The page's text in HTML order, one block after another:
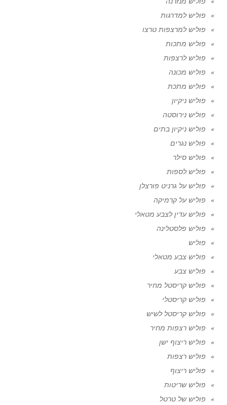
פוליש למדרגות
פוליש למרצפות טרצו
פוליש מתכות
פוליש לרצפות
פוליש מכונה
פוליש מתכת
פוליש ניקיון
פוליש נירוסטה
פוליש ניקיון בתים
פוליש נגרים
פוליש סילר
פוליש לספות
פוליש על גרניט פורצלן
פוליש על קרמיקה
פוליש עדין לצבע מטאלי
פוליש פלסטלינה
פוליש
פוליש צבע מטאלי
פוליש צבע
פוליש קריסטל מחיר
פוליש קריסטלי
פוליש קריסטל לשיש
פוליש רצפות מחיר
פוליש ריצוף ישן
פוליש רצפות
פוליש ריצוף
פוליש שריטות
פוליש של טרטל